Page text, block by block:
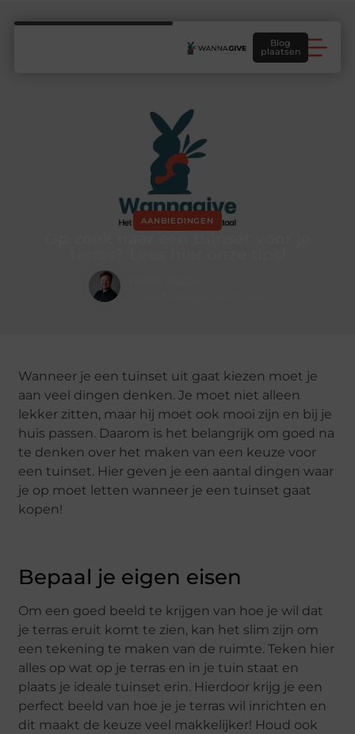
Blog
plaatsen
AANBIEDINGEN
Wanneer je een tuinset uit gaat kiezen moet je
aan veel dingen denken. Je moet niet alleen
lekker zitten, maar hij moet ook mooi zijn en bij je
huis passen. Daarom is het belangrijk om goed na
te denken over het maken van een keuze voor
een tuinset. Hier geven je een aantal dingen waar
je op moet letten wanneer je een tuinset gaat
kopen!
Bepaal je eigen eisen
Om een goed beeld te krijgen van hoe je wil dat
je terras eruit komt te zien, kan het slim zijn om
een tekening te maken van de ruimte. Teken hier
alles op wat op je terras en in je tuin staat en
plaats je ideale tuinset erin. Hierdoor krijg je een
perfect beeld van hoe je je terras wil inrichten en
dit maakt de keuze veel makkelijker! Houd ook